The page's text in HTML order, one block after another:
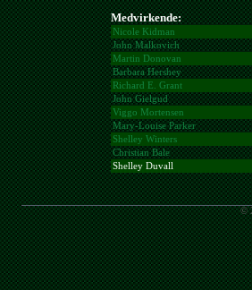
Medvirkende:
Nicole Kidman
John Malkovich
Martin Donovan
Barbara Hershey
Richard E. Grant
John Gielgud
Viggo Mortensen
Mary-Louise Parker
Shelley Winters
Christian Bale
Shelley Duvall
©